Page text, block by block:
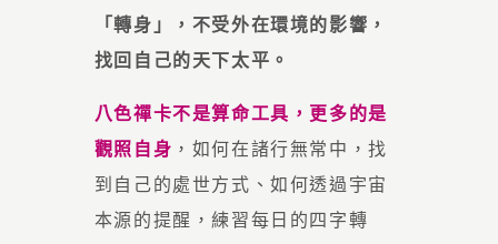
「轉身」，不受外在環境的影響，
找回自己的天下太平。
八色禪卡不是算命工具，更多的是
觀照自身 ，如何在諸行無常中，找
到自己的處世方式、如何透過宇宙
本源的提醒，練習每日的四字轉